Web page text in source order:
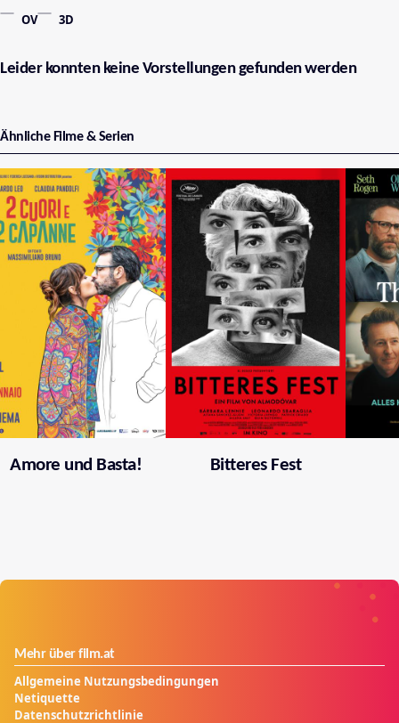
OV 3D
Leider konnten keine Vorstellungen gefunden werden
Ähnliche Filme & Serien
Amore und Basta! Bitteres Fest
Mehr über film.at
Allgemeine Nutzungsbedingungen
Netiquette
Datenschutzrichtlinie